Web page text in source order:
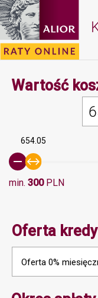
Wartość
654.05
min. 300PLN
Oferta
Oferta 0%